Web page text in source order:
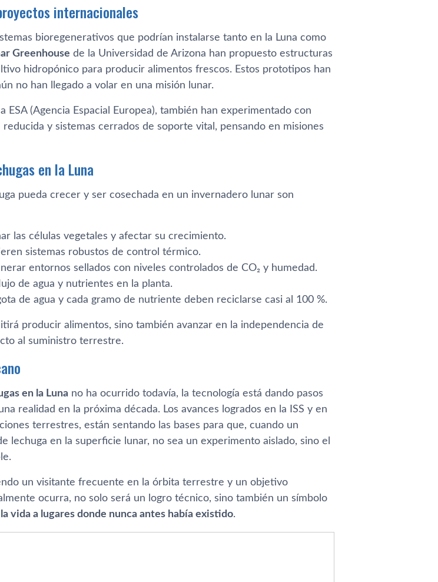
internacionales
bioregenerativos que podrían instalarse tanto en la Luna como
Greenhouse de la Universidad de Arizona han propuesto estructuras
hidropónico para producir alimentos frescos. Estos prototipos han
no han llegado a volar en una misión lunar.
ESA (Agencia Espacial Europea), también han experimentado con
y sistemas cerrados de soporte vital, pensando en misiones
en la Luna
pueda crecer y ser cosechada en un invernadero lunar son
las células vegetales y afectar su crecimiento.
sistemas robustos de control térmico.
entornos sellados con niveles controlados de CO₂ y humedad.
de agua y nutrientes en la planta.
de agua y cada gramo de nutriente deben reciclarse casi al 100 %.
producir alimentos, sino también avanzar en la independencia de
al suministro terrestre.
en la Luna no ha ocurrido todavía, la tecnología está dando pasos
realidad en la próxima década. Los avances logrados en la ISS y en
terrestres, están sentando las bases para que, cuando un
lechuga en la superficie lunar, no sea un experimento aislado, sino el
un visitante frecuente en la órbita terrestre y un objetivo
ocurra, no solo será un logro técnico, sino también un símbolo
vida a lugares donde nunca antes había existido.